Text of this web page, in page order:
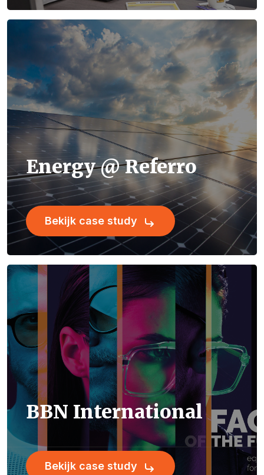
Energy @ Referro
Bekijk case study
BBN International
Bekijk case study